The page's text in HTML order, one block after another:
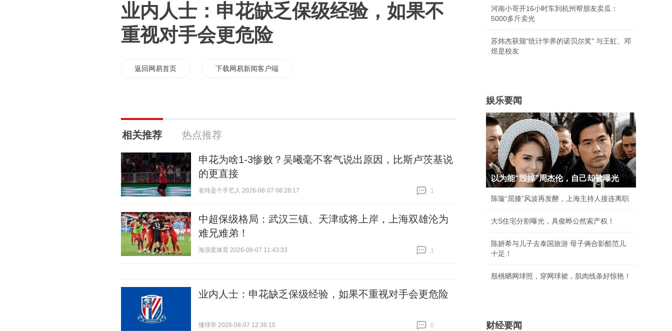
业内人士：申花缺乏保级经验，如果不
重视对手会更危险
返回网易首页 下载网易新闻客户端
相关推荐 热点推荐
申花为啥1-3惨败？吴曦毫不客气说出原因，比斯卢茨基说
的更直接
老玮是个手艺人 2026-08-07 08:28:17
1
中超保级格局：武汉三镇、天津或将上岸，上海双雄沦为
难兄难弟！
海浪星体育 2026-08-07 11:43:33
1
业内人士：申花缺乏保级经验，如果不重视对手会更危险
懂球帝 2026-08-07 12:36:10
0
河南小哥开16小时车到杭州帮朋友卖瓜：
5000多斤卖光
苏炜杰获颁"统计学界的诺贝尔奖" 与王虹、邓
煜是校友
娱乐要闻
以为能“毁掉”周杰伦，自己却被曝光
陈璇“屈膝”风波再发酵，上海主持人接连离职
大S住宅分割曝光，具俊晔公然索产权！
陈妍希与儿子去泰国旅游 母子俩合影酷范儿
十足！
殷桃晒网球照，穿网球裙，肌肉线条好惊艳！
财经要闻